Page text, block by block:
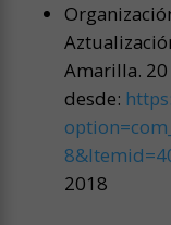
Amarilla. 20
desde:
2018